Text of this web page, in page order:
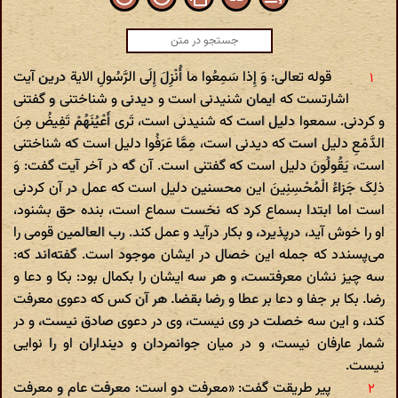
قوله تعالی: وَ إِذا سَمِعُوا ما أُنْزِلَ إِلَی الرَّسُولِ الایة درین آیت
اشارتست که ایمان شنیدنی است و دیدنی و شناختنی و گفتنی
و کردنی. سمعوا دلیل است که شنیدنی است، تَری‌ أَعْیُنَهُمْ تَفِیضُ مِنَ
الدَّمْعِ دلیل است که دیدنی است، مِمَّا عَرَفُوا دلیل است که شناختنی
است، یَقُولُونَ دلیل است که گفتنی است. آن گه در آخر آیت گفت: وَ
ذلِکَ جَزاءُ الْمُحْسِنِینَ این محسنین دلیل است که عمل در آن کردنی
است اما ابتدا بسماع کرد که نخست سماع است، بنده حق بشنود،
او را خوش آید، درپذیرد، و بکار درآید و عمل کند. رب العالمین قومی را
می‌پسندد که جمله این خصال در ایشان موجود است. گفته‌اند که:
سه چیز نشان معرفتست، و هر سه ایشان را بکمال بود: بکا و دعا و
رضا. بکا بر جفا و دعا بر عطا و رضا بقضا. هر آن کس که دعوی معرفت
کند، و این سه خصلت در وی نیست، وی در دعوی صادق نیست، و در
شمار عارفان نیست، و در میان جوانمردان و دینداران او را نوایی
نیست.
پیر طریقت گفت: «معرفت دو است: معرفت عام و معرفت